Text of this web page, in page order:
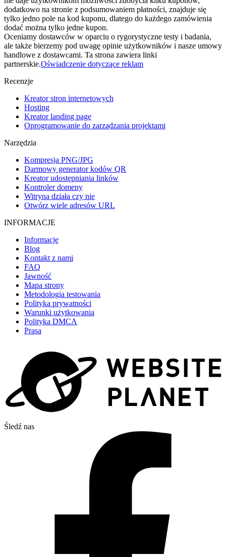
dodatkowo na stronie z podsumowaniem płatności, znajduje się
tylko jedno pole na kod kuponu, dlatego do każdego zamówienia
dodać można tylko jedne kupon.
Oceniamy dostawców w oparciu o rygorystyczne testy i badania,
ale także bierzemy pod uwagę opinie użytkowników i nasze umowy
handlowe z dostawcami. Ta strona zawiera linki
partnerskie.Oświadczenie dotyczące reklam
Recenzje
Kreator stron internetowych
Hosting
Kreator landing page
Oprogramowanie do zarządzania projektami
Narzędzia
Kompresja PNG/JPG
Darmowy generator kodów QR
Kreator udostępniania linków
Kontroler domeny
Witryna działa czy nie
Otwórz wiele adresów URL
INFORMACJE
Informacje
Blog
Kontakt z nami
FAQ
Jawność
Mapa strony
Metodologia testowania
Polityka prywatności
Warunki użytkowania
Polityka DMCA
Prasa
Śledź nas